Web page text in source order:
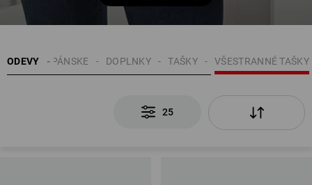
ODEVY VŠESTRANNÉ TAŠKY
TAŠKY
DOPLNKY
PÁNSKE
25